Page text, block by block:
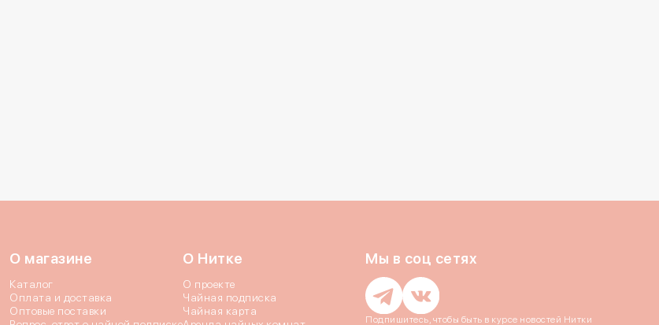
О магазине
Каталог
Оплата и доставка
Оптовые поставки
О Нитке
О проекте
Чайная подписка
Чайная карта
Мы в соц сетях
Подпишитесь, чтобы быть в курсе новостей Нитки